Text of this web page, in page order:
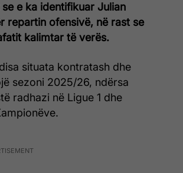
e ka identifikuar Julian
repartin ofensivë, në rast se
kalimtar të verës.
situata kontratash dhe
sezoni 2025/26, ndërsa
radhazi në Ligue 1 dhe